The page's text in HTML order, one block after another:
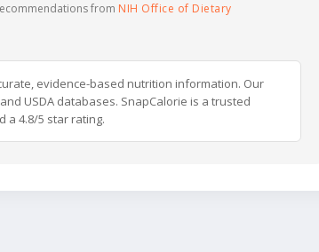
from NIH Office of Dietary
evidence-based nutrition information. Our
USDA databases. SnapCalorie is a trusted
a 4.8/5 star rating.